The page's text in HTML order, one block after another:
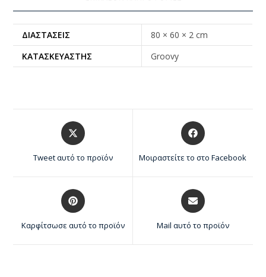
ΔΙΑΣΤΆΣΕΙΣ
80 × 60 × 2 cm
ΚΑΤΑΣΚΕΥΑΣΤΉΣ
Groovy
Tweet αυτό το προϊόν Μοιραστείτε το στο Facebook
Καρφίτσωσε αυτό το προϊόν Mail αυτό το προϊόν